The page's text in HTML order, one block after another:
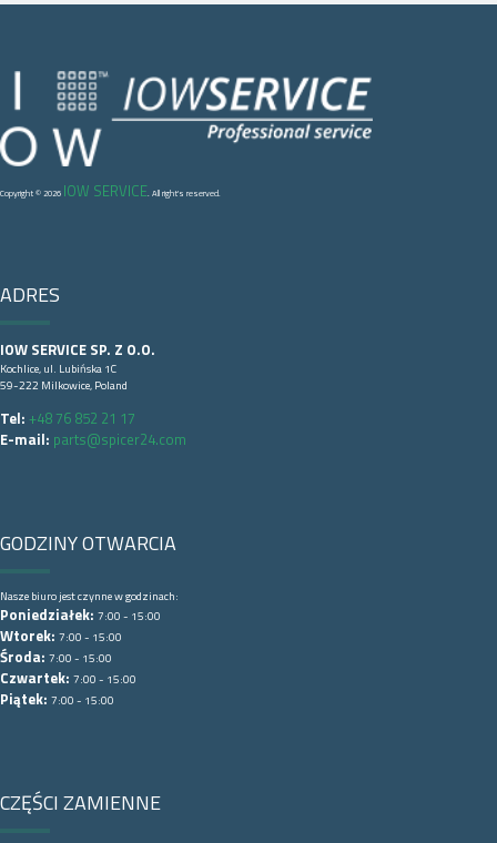
Copyright © 2026 IOW SERVICE. All right's reserved.
ADRES
IOW SERVICE SP. Z O.O.
Kochlice, ul. Lubińska 1C
59-222 Milkowice, Poland
Tel: +48 76 852 21 17
E-mail: parts@spicer24.com
GODZINY OTWARCIA
Nasze biuro jest czynne w godzinach:
Poniedziałek: 7:00 - 15:00
Wtorek: 7:00 - 15:00
Środa: 7:00 - 15:00
Czwartek: 7:00 - 15:00
Piątek: 7:00 - 15:00
CZĘŚCI ZAMIENNE